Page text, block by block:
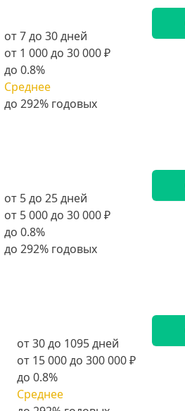
от 7 до 30 дней
от 1 000 до 30 000 ₽
до 0.8%
Среднее
от 5 до 25 дней
от 5 000 до 30 000 ₽
до 0.8%
от 30 до 1095 дней
от 15 000 до 300 000 ₽
до 0.8%
Среднее